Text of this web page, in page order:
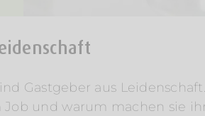
Gastgeber aus
und warum machen sie